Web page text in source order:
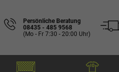
Persönliche Beratung
08435 - 485 9568
(Mo - Fr 7:30 - 20:00 Uhr)